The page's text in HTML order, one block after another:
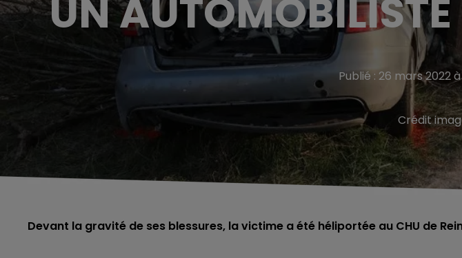
UN AUTOMOBILISTE
Publié : 26 mars 2022
Crédit
Devant la gravité de ses blessures, la victime a été héliportée au CHU de